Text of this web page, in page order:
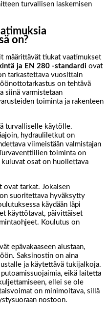
turvallisen laskemisen
on?
määrittävät tiukat vaatimukset
ja EN 280 -standardi ovat
tarkastettava vuosittain
on tehtävä
siinä varmistetaan
toiminta ja rakenteen
turvalliselle käytölle.
hydrauliletkut on
viimeistään valmistajan
toiminta on
osat on huollettava
ovat tarkat. Jokaisen
suoritettava hyväksytty
käydään läpi
käyttötavat, päivittäiset
Koulutus on
epävakaaseen alustaan,
Saksinostin on aina
ja käytettävä tukijalkoja.
eikä laitetta
ellei se ole
on minimoitava, sillä
nostoon.